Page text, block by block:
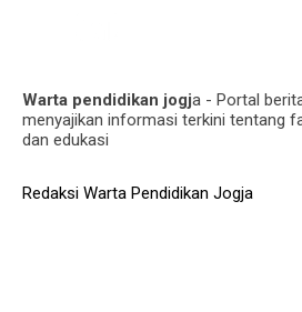
Warta pendidikan jogja - Portal
menyajikan informasi terkini tentang
dan edukasi
Redaksi Warta Pendidikan Jogja